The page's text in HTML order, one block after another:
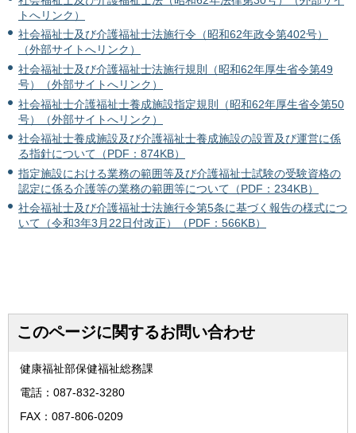
トへリンク）
社会福祉士及び介護福祉士法施行令（昭和62年政令第402号）
（外部サイトへリンク）
社会福祉士及び介護福祉士法施行規則（昭和62年厚生省令第49
号）（外部サイトへリンク）
社会福祉士介護福祉士養成施設指定規則（昭和62年厚生省令第50
号）（外部サイトへリンク）
社会福祉士養成施設及び介護福祉士養成施設の設置及び運営に係
る指針について（PDF：874KB）
指定施設における業務の範囲等及び介護福祉士試験の受験資格の
認定に係る介護等の業務の範囲等について（PDF：234KB）
社会福祉士及び介護福祉士法施行令第5条に基づく報告の様式につ
いて（令和3年3月22日付改正）（PDF：566KB）
このページに関するお問い合わせ
健康福祉部保健福祉総務課
電話：087-832-3280
FAX：087-806-0209